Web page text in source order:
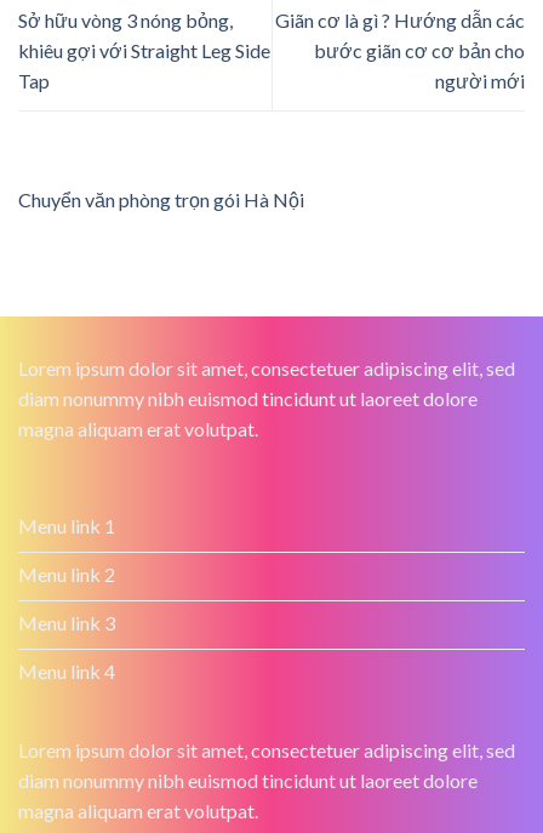
Sở hữu vòng 3 nóng bỏng,
khiêu gợi với Straight Leg Side
Tap
Giãn cơ là gì ? Hướng dẫn các
bước giãn cơ cơ bản cho
người mới
Chuyển văn phòng trọn gói Hà Nội
Lorem ipsum dolor sit amet, consectetuer adipiscing elit, sed
diam nonummy nibh euismod tincidunt ut laoreet dolore
magna aliquam erat volutpat.
Menu link 1
Menu link 2
Menu link 3
Menu link 4
Lorem ipsum dolor sit amet, consectetuer adipiscing elit, sed
diam nonummy nibh euismod tincidunt ut laoreet dolore
magna aliquam erat volutpat.